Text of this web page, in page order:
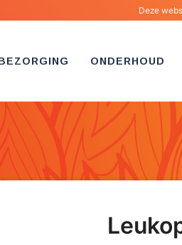
Deze
ONDERHOUD